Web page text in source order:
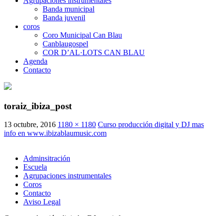
Banda municipal
Banda juvenil
coros
Coro Municipal Can Blau
Canblaugospel
COR D’AL·LOTS CAN BLAU
Agenda
Contacto
toraiz_ibiza_post
13 octubre, 2016 1180 × 1180 Curso producción digital y DJ mas
info en www.ibizablaumusic.com
Adminsitración
Escuela
Agrupaciones instrumentales
Coros
Contacto
Aviso Legal